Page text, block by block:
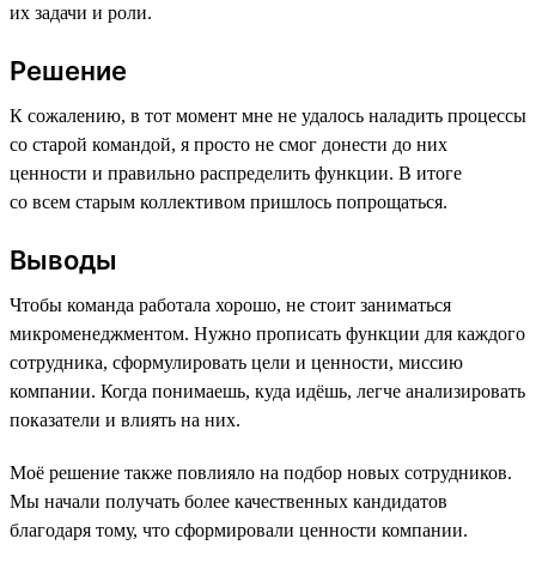
их задачи и роли.
Решение
К сожалению, в тот момент мне не удалось наладить процессы
со старой командой, я просто не смог донести до них
ценности и правильно распределить функции. В итоге
со всем старым коллективом пришлось попрощаться.
Выводы
Чтобы команда работала хорошо, не стоит заниматься
микроменеджментом. Нужно прописать функции для каждого
сотрудника, сформулировать цели и ценности, миссию
компании. Когда понимаешь, куда идёшь, легче анализировать
показатели и влиять на них.
Моё решение также повлияло на подбор новых сотрудников.
Мы начали получать более качественных кандидатов
благодаря тому, что сформировали ценности компании.